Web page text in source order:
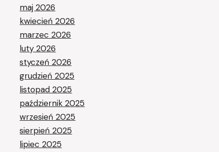
maj 2026
kwiecień 2026
marzec 2026
luty 2026
styczeń 2026
grudzień 2025
listopad 2025
październik 2025
wrzesień 2025
sierpień 2025
lipiec 2025